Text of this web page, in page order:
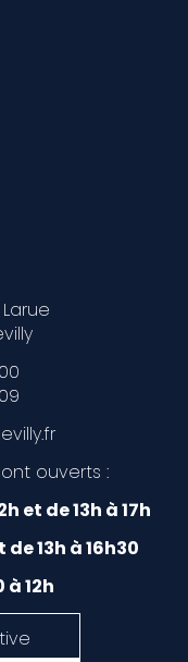
ouverts :
et de 13h à 17h
13h à 16h30
12h